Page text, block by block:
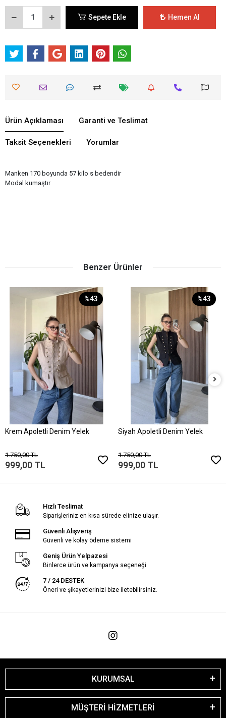
Sepete Ekle Hemen Al
Ürün Açıklaması Garanti ve Teslimat
Taksit Seçenekleri Yorumlar
Manken 170 boyunda 57 kilo s bedendir
Modal kumaştır
Benzer Ürünler
%43
Krem Apoletli Denim Yelek
1.750,00 TL
999,00 TL
%43
Siyah Apoletli Denim Yelek
1.750,00 TL
999,00 TL
Hızlı Teslimat
Siparişleriniz en kısa sürede elinize ulaşır.
Güvenli Alışveriş
Güvenli ve kolay ödeme sistemi
Geniş Ürün Yelpazesi
Binlerce ürün ve kampanya seçeneği
7 / 24 DESTEK
Öneri ve şikayetlerinizi bize iletebilirsiniz.
KURUMSAL
MÜŞTERİ HİZMETLERİ